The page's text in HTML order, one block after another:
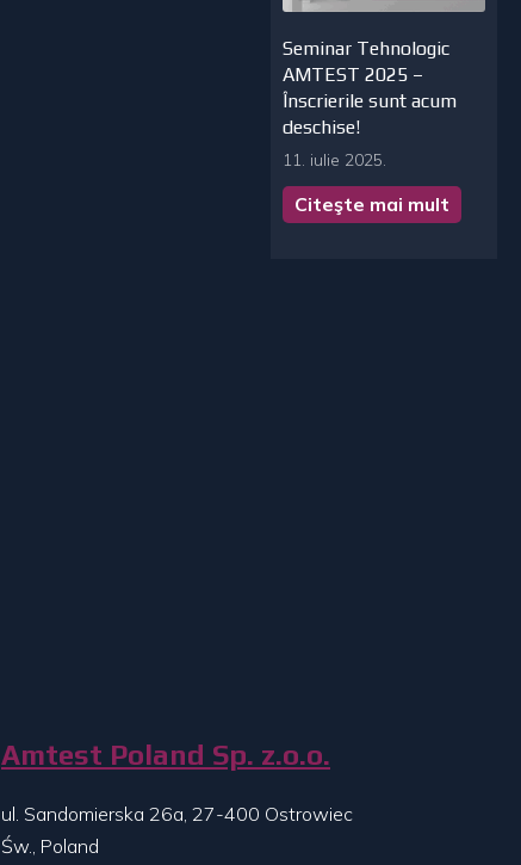
Seminar Tehnologic
AMTEST 2025 –
Înscrierile sunt acum
deschise!
11. iulie 2025.
Citeşte mai mult
Amtest Poland Sp. z.o.o.
ul. Sandomierska 26a, 27-400 Ostrowiec
Św., Poland